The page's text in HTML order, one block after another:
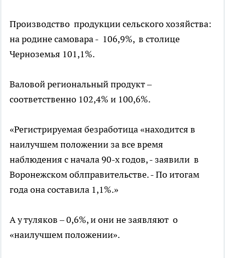
Производство продукции сельского хозяйства:
на родине самовара - 106,9%, в столице
Черноземья 101,1%.
Валовой региональный продукт –
соответственно 102,4% и 100,6%.
«Регистрируемая безработица «находится в
наилучшем положении за все время
наблюдения с начала 90-х годов, - заявили в
Воронежском облправительстве. - По итогам
года она составила 1,1%.»
А у туляков – 0,6%, и они не заявляют о
«наилучшем положении».